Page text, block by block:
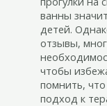
ванны
детей.
отзывы,
чтобы
помнить,
подход к